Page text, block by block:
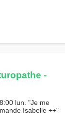
-
lun. "Je me
Isabelle ++"